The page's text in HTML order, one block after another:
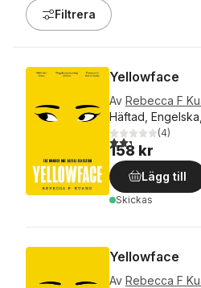
Filtrera
Yellowface
Av Rebecca F
Häftad,
2,3utav 5 (4)
158 kr
Lägg till
Skickas
Yellowface
Av Rebecca F